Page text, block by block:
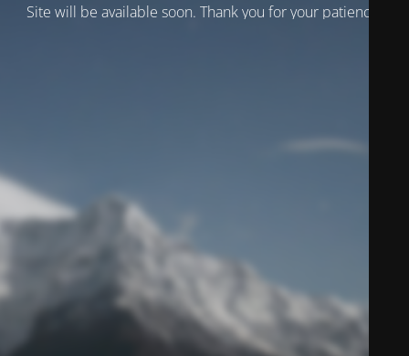
Site will be available soon. Thank you for your patience!